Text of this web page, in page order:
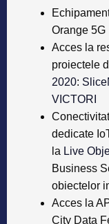
Orange 5G
Acces la
proiectele
2020:
VICTORI
dedicate
la Live
Business
obiectelor
Acces la
City Data